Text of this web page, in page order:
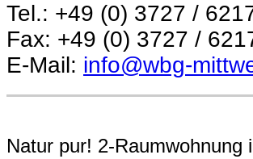
Tel.: +49 (0) 3727 /
Fax: +49 (0) 3727 /
E-Mail: info@wbg-
Natur pur! 2-Raumwohnung